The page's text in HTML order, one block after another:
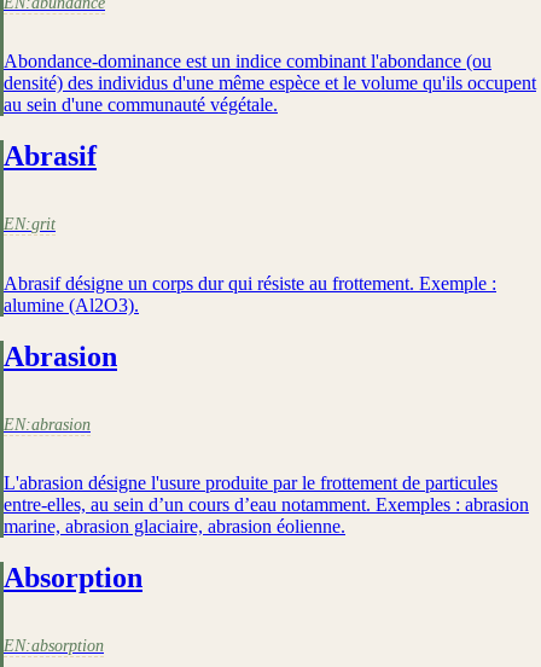
Abondance-dominance est un indice combinant l'abondance (ou
densité) des individus d'une même espèce et le volume qu'ils occupent
au sein d'une communauté végétale.
Abrasif
EN:grit
Abrasif désigne un corps dur qui résiste au frottement. Exemple :
alumine (Al2O3).
Abrasion
EN:abrasion
L'abrasion désigne l'usure produite par le frottement de particules
entre-elles, au sein d’un cours d’eau notamment. Exemples : abrasion
marine, abrasion glaciaire, abrasion éolienne.
Absorption
EN:absorption